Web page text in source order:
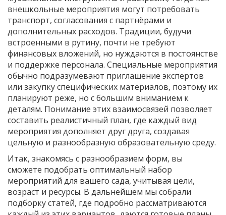
внешкольные мероприятия могут потребовать
транспорт, согласования с партнёрами и
дополнительных расходов. Традиции, будучи
встроенными в рутину, почти не требуют
финансовых вложений, но нуждаются в постоянстве
и поддержке персонала. Специальные мероприятия
обычно подразумевают приглашение экспертов
или закупку специфических материалов, поэтому их
планируют реже, но с большим вниманием к
деталям. Понимание этих взаимосвязей позволяет
составить реалистичный план, где каждый вид
мероприятия дополняет друг друга, создавая
цельную и разнообразную образовательную среду.
Итак, знакомясь с разнообразием форм, вы
сможете подобрать оптимальный набор
мероприятий для вашего сада, учитывая цели,
возраст и ресурсы. В дальнейшем мы собрали
подборку статей, где подробно рассматриваются